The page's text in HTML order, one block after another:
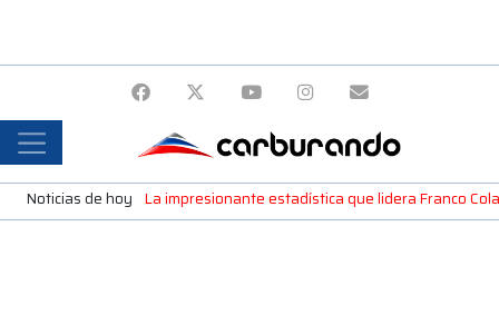
Noticias de hoy La impresionante estadística que lidera Franco